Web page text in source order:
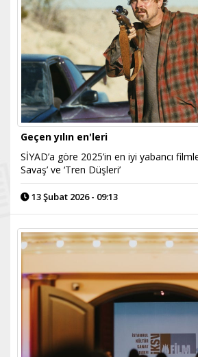
Geçen yılın en'leri
SİYAD’a göre 2025’in en iyi yabancı
Savaş’ ve ‘Tren Düşleri’
13 Şubat 2026 - 09:13